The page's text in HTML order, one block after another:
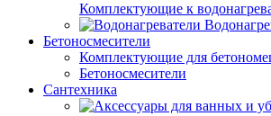
Комплектующие к
Бетоносмесители
Комплектующие для
Бетоносмесители
Сантехника